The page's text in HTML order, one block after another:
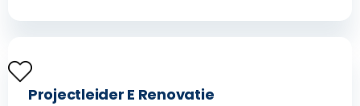
Projectleider E Renovatie